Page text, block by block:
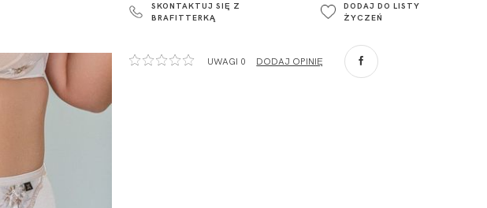
Ul. Sienkiewicza 73 lok. 7,
90-057
Głowno
Fashiontex Group Sp.z o.o. Spółka
komandytowa
+48 42 719 43 15
SKONTAKTUJ SIĘ Z
BRAFITTERKĄ
DODAJ DO LISTY
ŻYCZEŃ
UWAGI 0 DODAJ OPINIĘ